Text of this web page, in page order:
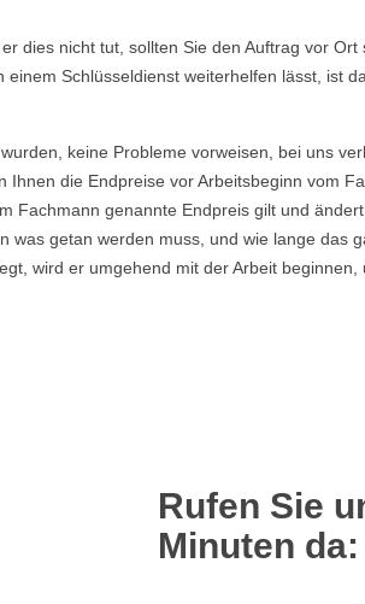
dies nicht tut, sollten Sie den Auftrag vor
Schlüsseldienst weiterhelfen lässt, ist
keine Probleme vorweisen, bei uns
die Endpreise vor Arbeitsbeginn vom
genannte Endpreis gilt und
getan werden muss, und wie lange das
wird er umgehend mit der Arbeit
Rufen Sie
Minuten da: